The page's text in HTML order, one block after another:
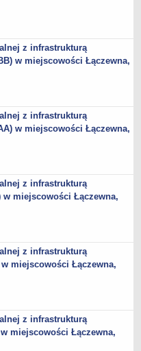
opróżniania zbiorników
na rok 2025
na rok 2023
na rok 2022
w 2020 roku
na 2019
w 2018 roku
w 2017 roku
z infrastrukturą
w miejscowości Łączewna,
z infrastrukturą
w miejscowości Łączewna,
z infrastrukturą
w miejscowości Łączewna,
z infrastrukturą
miejscowości Łączewna,
z infrastrukturą
miejscowości Łączewna,